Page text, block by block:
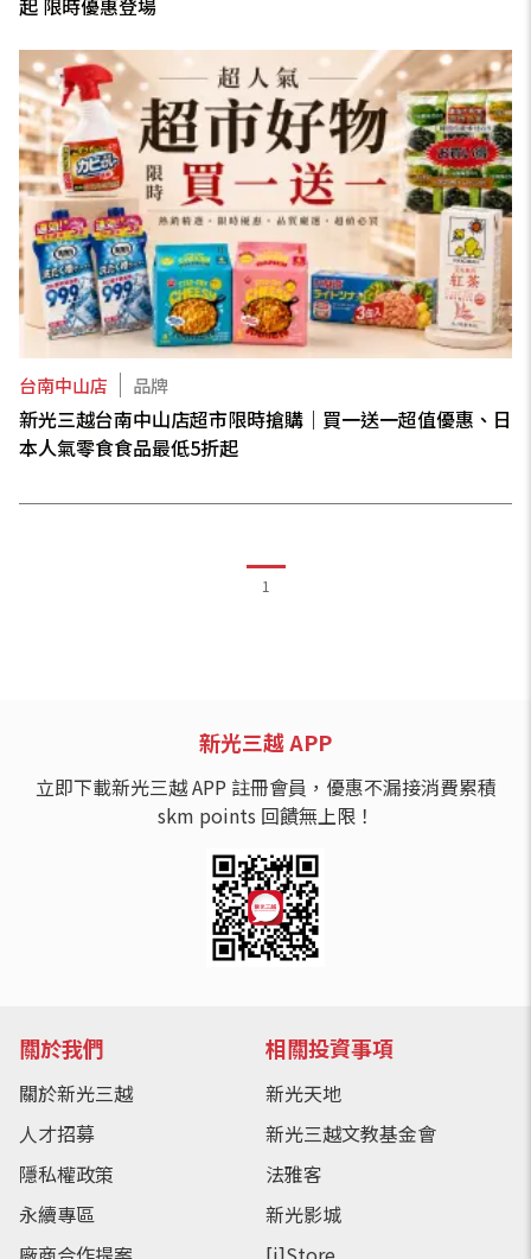
台南中山店 品牌
新光三越台南中山店超市限時搶購｜買一送一超值優惠、日
本人氣零食食品最低5折起
1
新光三越 APP
立即下載新光三越 APP 註冊會員，優惠不漏接消費累積
skm points 回饋無上限！
關於我們
關於新光三越
人才招募
隱私權政策
永續專區
相關投資事項
新光天地
新光三越文教基金會
法雅客
新光影城